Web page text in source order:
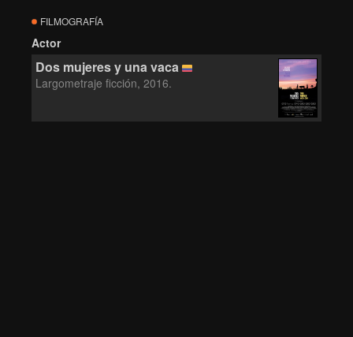
FILMOGRAFÍA
Actor
Dos mujeres y una vaca
Largometraje ficción, 2016.